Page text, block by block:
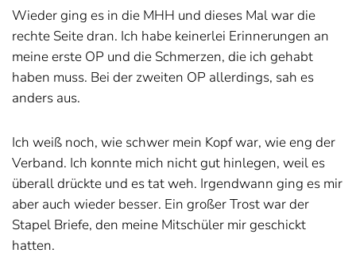
Wieder ging es in die MHH und dieses Mal war die
rechte Seite dran. Ich habe keinerlei Erinnerungen an
meine erste OP und die Schmerzen, die ich gehabt
haben muss. Bei der zweiten OP allerdings, sah es
anders aus.
Ich weiß noch, wie schwer mein Kopf war, wie eng der
Verband. Ich konnte mich nicht gut hinlegen, weil es
überall drückte und es tat weh. Irgendwann ging es mir
aber auch wieder besser. Ein großer Trost war der
Stapel Briefe, den meine Mitschüler mir geschickt
hatten.